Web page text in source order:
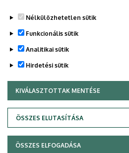
Legutóbbi frissítés: 2023. 06. 12. 14:37
Adatvédelem
Nélkülözhetetlen sütik
Funkcionális sütik
Analitikai sütik
Hirdetési sütik
KIVÁLASZTOTTAK MENTÉSE
ÖSSZES ELUTASÍTÁSA
WITHDRAW CONSENT
ÖSSZES ELFOGADÁSA